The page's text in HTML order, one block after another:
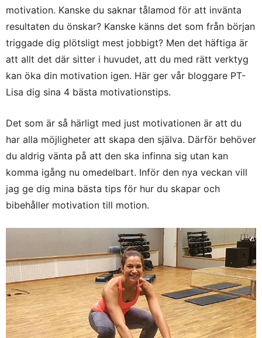
motivation. Kanske du saknar tålamod för att invänta
resultaten du önskar? Kanske känns det som från början
triggade dig plötsligt mest jobbigt? Men det häftiga är
att allt det där sitter i huvudet, att du med rätt verktyg
kan öka din motivation igen. Här ger vår bloggare PT-
Lisa dig sina 4 bästa motivationstips.
Det som är så härligt med just motivationen är att du
har alla möjligheter att skapa den själva. Därför behöver
du aldrig vänta på att den ska infinna sig utan kan
komma igång nu omedelbart. Inför den nya veckan vill
jag ge dig mina bästa tips för hur du skapar och
bibehåller motivation till motion.